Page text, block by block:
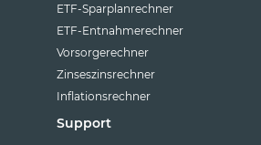
ETF-Sparplanrechner
ETF-Entnahmerechner
Vorsorgerechner
Zinseszinsrechner
Inflationsrechner
Support